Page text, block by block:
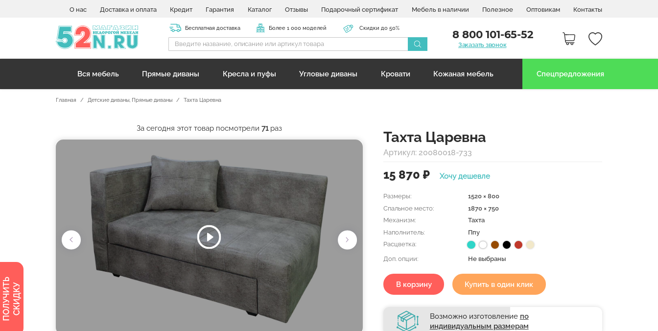
О нас Доставка и оплата Кредит Гарантия Каталог Отзывы Подарочный сертификат Мебель в наличии Полезное Оптовикам Контакты
Бесплатная доставка Более 1 000 моделей Скидки до 50%
8 800 101-65-52
Заказать звонок
Вся мебель Прямые диваны Кресла и пуфы Угловые диваны Кровати Кожаная мебель Спецпредложения
Главная Детские диваны, Прямые диваны Тахта Царевна
За сегодня этот товар посмотрели 71раз
Тахта Царевна
Артикул: 20080018-733
15 870 ₽ Хочу дешевле
Размеры:
1520 × 800
Спальное место:
1870 × 750
Механизм:
Тахта
Наполнитель:
Ппу
Расцветка:
Доп. опции:
Не выбраны
В корзину Купить в один клик
Возможно изготовление по
индивидуальным размерам